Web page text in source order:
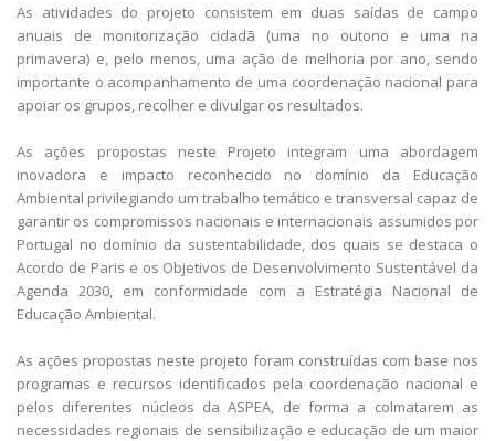
As atividades do projeto consistem em duas saídas de campo
anuais de monitorização cidadã (uma no outono e uma na
primavera) e, pelo menos, uma ação de melhoria por ano, sendo
importante o acompanhamento de uma coordenação nacional para
apoiar os grupos, recolher e divulgar os resultados.
As ações propostas neste Projeto integram uma abordagem
inovadora e impacto reconhecido no domínio da Educação
Ambiental privilegiando um trabalho temático e transversal capaz de
garantir os compromissos nacionais e internacionais assumidos por
Portugal no domínio da sustentabilidade, dos quais se destaca o
Acordo de Paris e os Objetivos de Desenvolvimento Sustentável da
Agenda 2030, em conformidade com a Estratégia Nacional de
Educação Ambiental.
As ações propostas neste projeto foram construídas com base nos
programas e recursos identificados pela coordenação nacional e
pelos diferentes núcleos da ASPEA, de forma a colmatarem as
necessidades regionais de sensibilização e educação de um maior